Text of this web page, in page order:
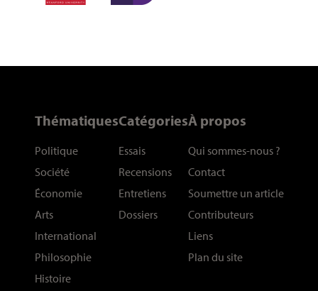
Thématiques
Politique
Société
Économie
Arts
International
Philosophie
Histoire
Catégories
Essais
Recensions
Entretiens
Dossiers
À propos
Qui sommes-nous ?
Contact
Soumettre un article
Contributeurs
Liens
Plan du site